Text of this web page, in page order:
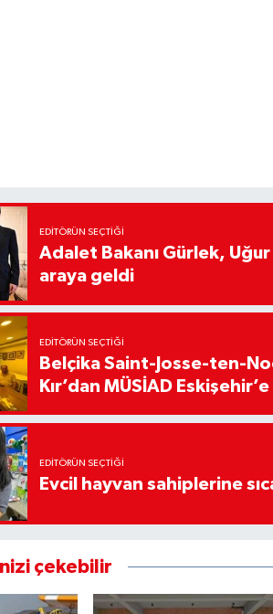
EDITÖRÜN SEÇTIĞI
Adalet Bakanı Gürlek,
araya geldi
EDITÖRÜN SEÇTIĞI
Belçika Saint-Josse-ten-
Kır’dan MÜSİAD
EDITÖRÜN SEÇTIĞI
Evcil hayvan sahiplerine
çekebilir